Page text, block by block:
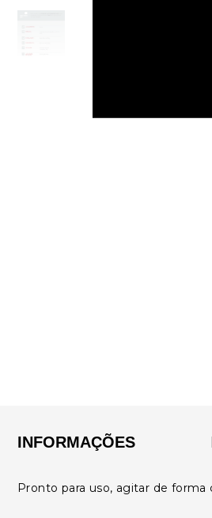
INFORMAÇÕES
Pronto para uso, agitar de forma